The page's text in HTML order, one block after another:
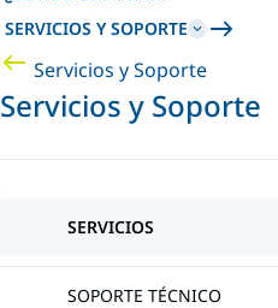
SERVICIOS Y SOPORTE
Servicios y Soporte
Servicios y Soporte
SERVICIOS
SOPORTE TÉCNICO